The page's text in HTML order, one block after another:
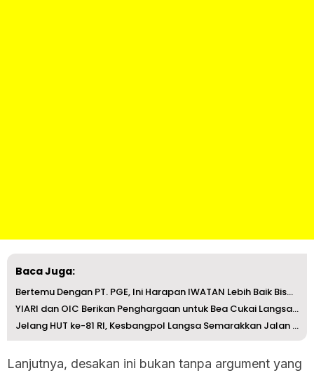
Baca Juga:
Bertemu Dengan PT. PGE, Ini Harapan IWATAN Lebih Baik Bis...
YIARI dan OIC Berikan Penghargaan untuk Bea Cukai Langsa ...
Jelang HUT ke-81 RI, Kesbangpol Langsa Semarakkan Jalan A...
Lanjutnya, desakan ini bukan tanpa argument yang